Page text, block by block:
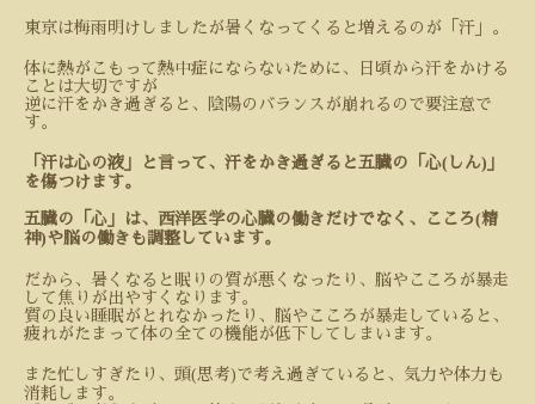
東京は梅雨明けしましたが暑くなってくると増えるのが「汗」。
体に熱がこもって熱中症にならないために、日頃から汗をかける
ことは大切ですが
逆に汗をかき過ぎると、陰陽のバランスが崩れるので要注意で
す。
「汗は心の液」と言って、汗をかき過ぎると五臓の「心( しん)
を傷つけます。
五臓の「心」は、西洋医学の心臓の働きだけでなく、こころ(精
神)や脳の働きも調整しています。
だから、暑くなると眠りの質が悪くなったり、脳やこころが暴走
して焦りが出やすくなります。
質の良い睡眠がとれなかったり、脳やこころが暴走していると、
疲れがたまって体の全ての機能が低下してしまいます。
また忙しすぎたり、頭(思考)で考え過ぎていると、気力や体力も
消耗します。